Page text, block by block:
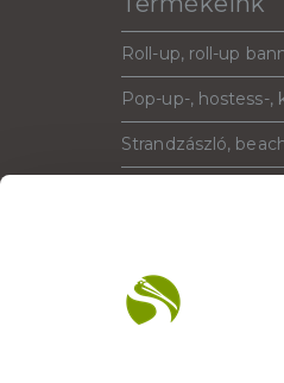
Roll-up, roll-up
Pop-up-, hostess-,
Strandzászló,
Megállító tábla,
PIXLIP világító